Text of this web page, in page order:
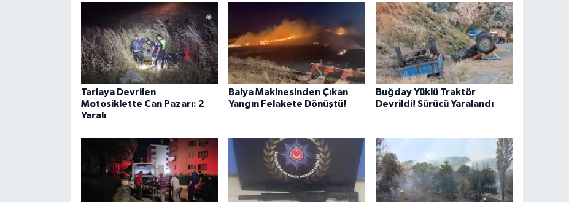
Tarlaya Devrilen
Motosiklette Can Pazarı: 2
Yaralı
Balya Makinesinden Çıkan
Yangın Felakete Dönüştü!
Buğday Yüklü Traktör
Devrildi! Sürücü Yaralandı